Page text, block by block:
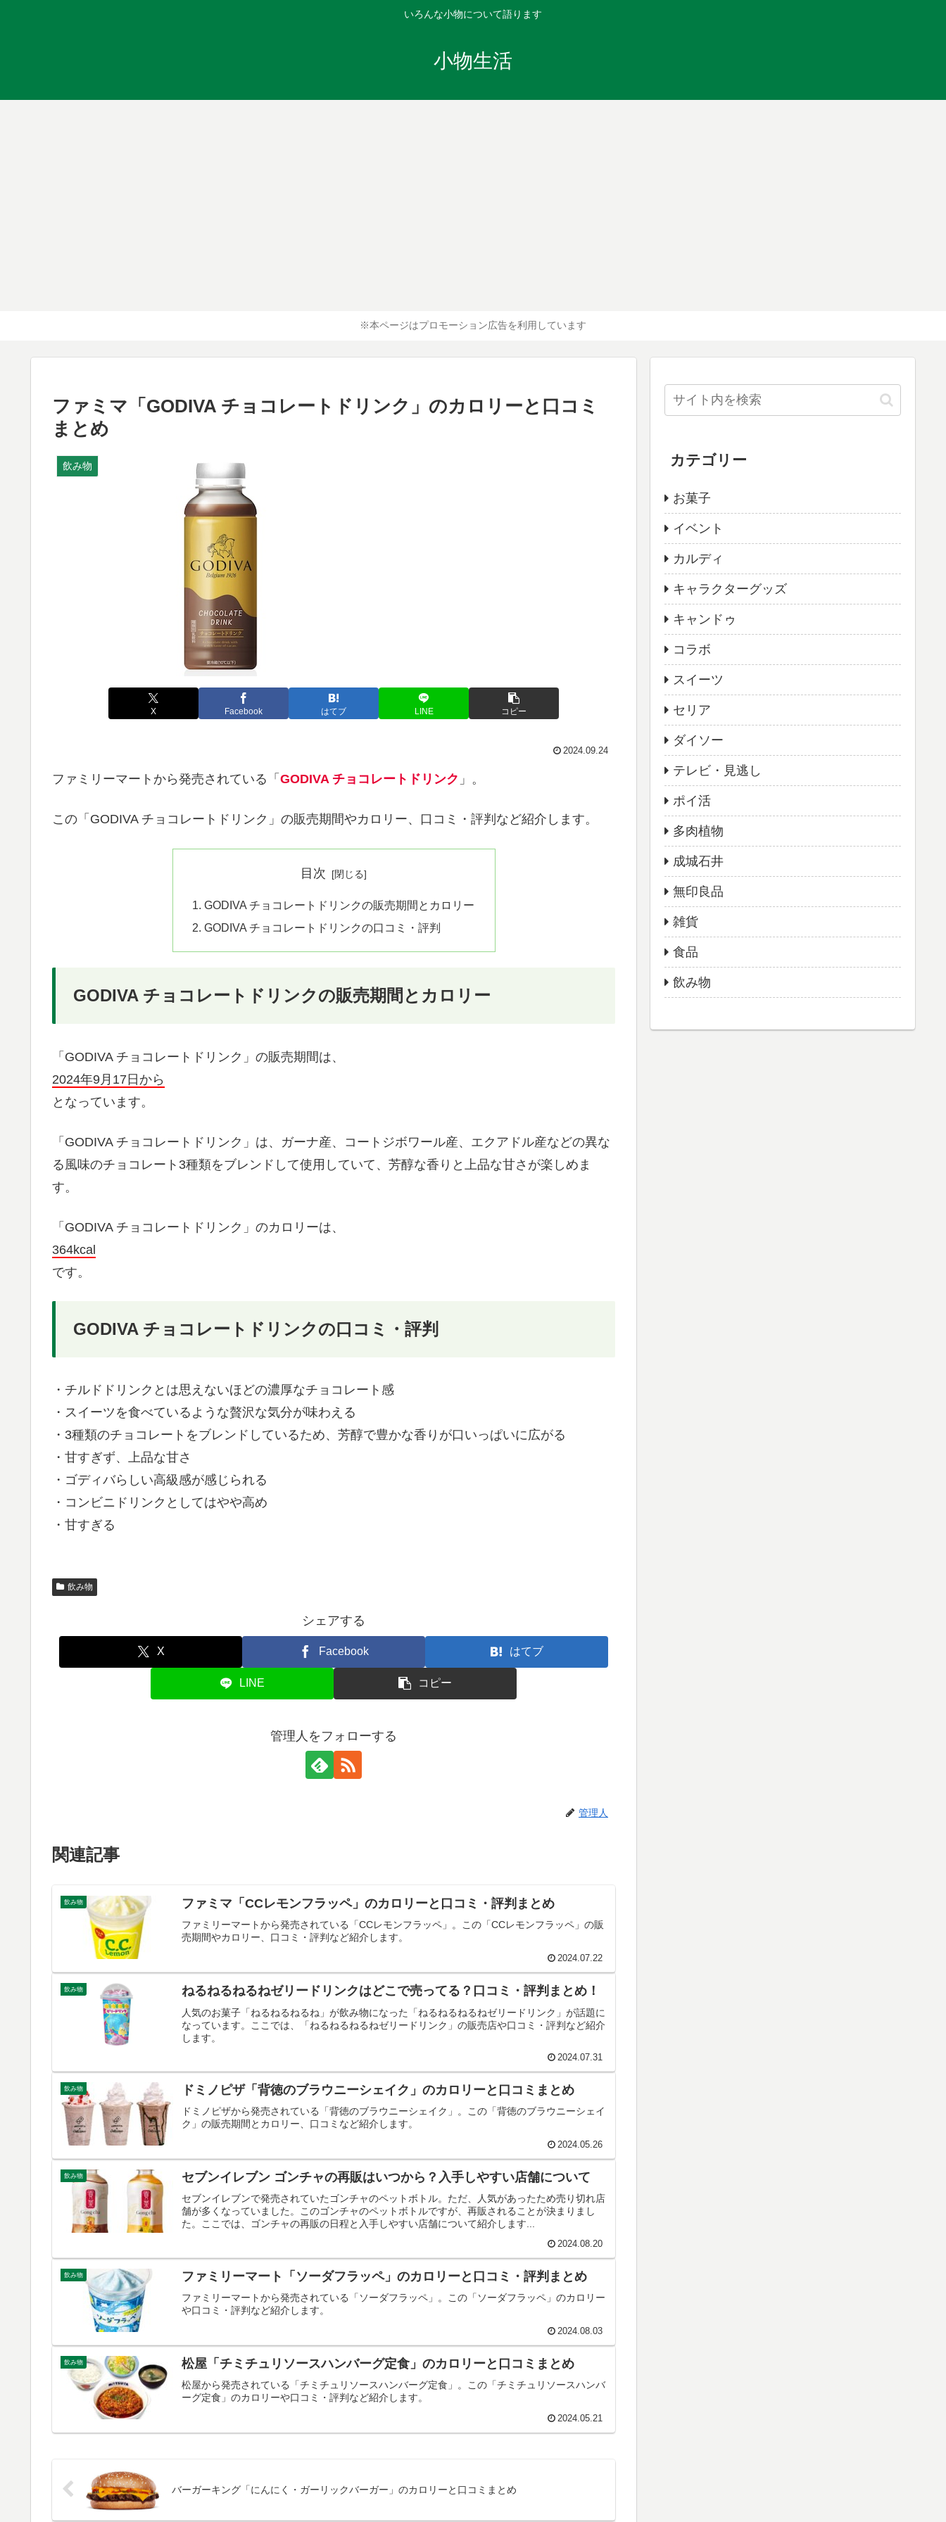
いろんな小物について語ります
小物生活
※本ページはプロモーション広告を利用しています
ファミマ「GODIVA チョコレートドリンク」のカロリーと口コミ
まとめ
飲み物
X Facebook はてブ LINE コピー
2024.09.24
ファミリーマートから発売されている「 GODIVA チョコレートドリンク 」。
この「GODIVA チョコレートドリンク」の販売期間やカロリー、口コミ・評判など紹介します。
目次
GODIVA チョコレートドリンクの販売期間とカロリー
GODIVA チョコレートドリンクの口コミ・評判
GODIVA チョコレートドリンクの販売期間とカロリー
「GODIVA チョコレートドリンク」の販売期間は、
2024年9月17日から
となっています。
「GODIVA チョコレートドリンク」は、ガーナ産、コートジボワール産、エクアドル産などの異な
る風味のチョコレート3種類をブレンドして使用していて、芳醇な香りと上品な甘さが楽しめま
す。
「GODIVA チョコレートドリンク」のカロリーは、
364kcal
です。
GODIVA チョコレートドリンクの口コミ・評判
・チルドドリンクとは思えないほどの濃厚なチョコレート感
・スイーツを食べているような贅沢な気分が味わえる
・3種類のチョコレートをブレンドしているため、芳醇で豊かな香りが口いっぱいに広がる
・甘すぎず、上品な甘さ
・ゴディバらしい高級感が感じられる
・コンビニドリンクとしてはやや高め
・甘すぎる
飲み物
シェアする
X Facebook はてブ
LINE コピー
管理人をフォローする
管理人
関連記事
飲み物 ファミマ「CCレモンフラッペ」のカロリーと口コミ・評判まとめ
ファミリーマートから発売されている「CCレモンフラッペ」。この「CCレモンフラッペ」の販
売期間やカロリー、口コミ・評判など紹介します。
2024.07.22
飲み物 ねるねるねるねゼリードリンクはどこで売ってる？口コミ・評判まとめ！
人気のお菓子「ねるねるねるね」が飲み物になった「ねるねるねるねゼリードリンク」が話題に
なっています。ここでは、「ねるねるねるねゼリードリンク」の販売店や口コミ・評判など紹介
します。
2024.07.31
飲み物 ドミノピザ「背徳のブラウニーシェイク」のカロリーと口コミまとめ
ドミノピザから発売されている「背徳のブラウニーシェイク」。この「背徳のブラウニーシェイ
ク」の販売期間とカロリー、口コミなど紹介します。
2024.05.26
飲み物 セブンイレブン ゴンチャの再販はいつから？入手しやすい店舗について
セブンイレブンで発売されていたゴンチャのペットボトル。ただ、人気があったため売り切れ店
舗が多くなっていました。このゴンチャのペットボトルですが、再販されることが決まりまし
た。ここでは、ゴンチャの再販の日程と入手しやすい店舗について紹介します...
2024.08.20
飲み物 ファミリーマート「ソーダフラッペ」のカロリーと口コミ・評判まとめ
ファミリーマートから発売されている「ソーダフラッペ」。この「ソーダフラッペ」のカロリー
や口コミ・評判など紹介します。
2024.08.03
飲み物 松屋「チミチュリソースハンバーグ定食」のカロリーと口コミまとめ
松屋から発売されている「チミチュリソースハンバーグ定食」。この「チミチュリソースハンバ
ーグ定食」のカロリーや口コミ・評判など紹介します。
2024.05.21
バーガーキング「にんにく・ガーリックバーガー」のカロリーと口コミまとめ
カテゴリー
お菓子
イベント
カルディ
キャラクターグッズ
キャンドゥ
コラボ
スイーツ
セリア
ダイソー
テレビ・見逃し
ポイ活
多肉植物
成城石井
無印良品
雑貨
食品
飲み物